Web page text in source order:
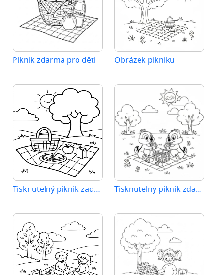
Piknik zdarma pro děti Obrázek pikniku
Tisknutelný piknik zadarmo Tisknutelný piknik zdarma